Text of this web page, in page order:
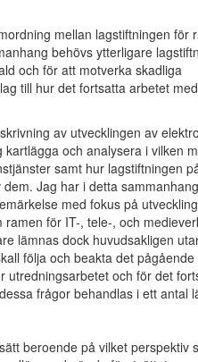
mellan lagstiftningen för
behövs ytterligare
och för att motverka skadliga
till hur det fortsatta arbetet med
av utvecklingen av
och analysera i vilken
samt hur lagstiftningen
Jag har i detta
med fokus på
för IT-, tele-, och
lämnas dock huvudsakligen
följa och beakta det
utredningsarbetet och för det
frågor behandlas i ett antal
beroende på vilket perspektiv